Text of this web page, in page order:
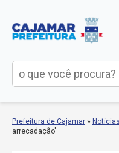
Prefeitura de Cajamar » Notícias
arrecadação"